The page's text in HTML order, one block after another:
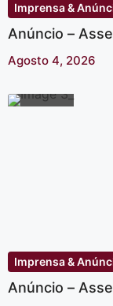
Imprensa &
Anúncio –
Agosto 4, 2026
Imprensa &
Anúncio –